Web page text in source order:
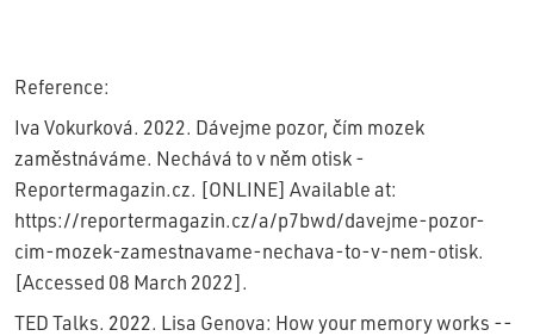
Reference:
Iva Vokurková. 2022. Dávejme pozor, čím mozek
zaměstnáváme. Nechává to v něm otisk -
Reportermagazin.cz. [ONLINE] Available at:
https://reportermagazin.cz/a/p7bwd/davejme-pozor-
cim-mozek-zamestnavame-nechava-to-v-nem-otisk.
[Accessed 08 March 2022].
TED Talks. 2022. Lisa Genova: How your memory works --